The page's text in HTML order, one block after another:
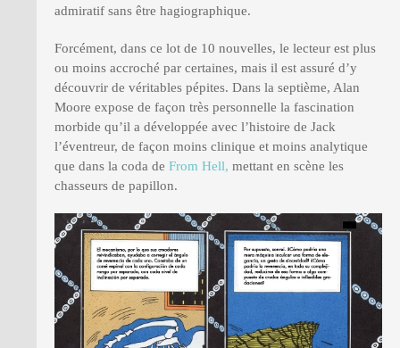
admiratif sans être hagiographique.
Forcément, dans ce lot de 10 nouvelles, le lecteur est plus
ou moins accroché par certaines, mais il est assuré d’y
découvrir de véritables pépites. Dans la septième, Alan
Moore expose de façon très personnelle la fascination
morbide qu’il a développée avec l’histoire de Jack
l’éventreur, de façon moins clinique et moins analytique
que dans la coda de From Hell, mettant en scène les
chasseurs de papillon.